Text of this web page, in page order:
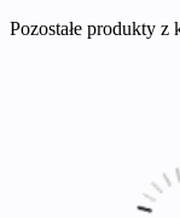
Pozostałe produkty z